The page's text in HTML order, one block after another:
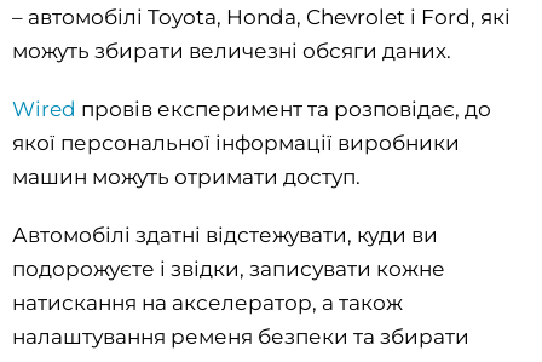
– автомобілі Toyota, Honda, Chevrolet і Ford, які
можуть збирати величезні обсяги даних.
Wired провів експеримент та розповідає, до
якої персональної інформації виробники
машин можуть отримати доступ.
Автомобілі здатні відстежувати, куди ви
подорожуєте і звідки, записувати кожне
натискання на акселератор, а також
налаштування ременя безпеки та збирати